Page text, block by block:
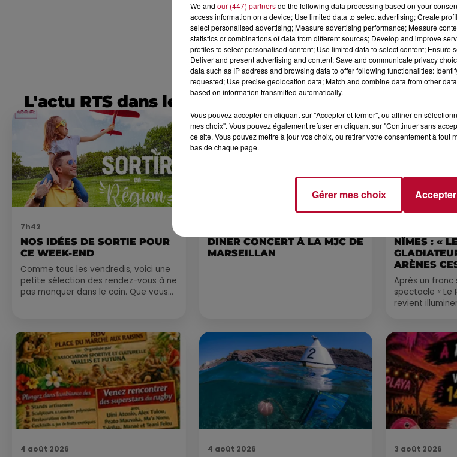
L'actu RTS dans le Sud
7h42
NOS IDÉES DE SORTIE POUR
CE WEEK-END
Comme tous les vendredis, voici une
petite sélection des rendez-vous à ne
pas manquer dans le coin. Que vous
DINER CONCERT À LA MJC DE
MARSEILLAN
NÎMES : «
ARÈNES
Après un franc
spectacle « Le
revient
4 août 2026 4 août 2026 3 août 2026
We and our (447) partnersdo the following data processing based on your
access information on a device; Use limited data to select advertising; Create
select personalised advertising; Measure advertising performance; Measure
statistics or combinations of data from different sources; Develop and improve
profiles to select personalised content; Use limited data to select content; Ensure
Deliver and present advertising and content; Save and communicate privacy
data such as IP address and browsing data to offer following functionalities:
requested; Use precise geolocation data; Match and combine data from other
based on information transmitted automatically.
Vous pouvez accepter en cliquant sur "Accepter et fermer", ou affiner en
mes choix". Vous pouvez également refuser en cliquant sur "Continuer sans
ce site. Vous pouvez mettre à jour vos choix, ou retirer votre consentement à tout
bas de chaque page.
Gérer mes choix